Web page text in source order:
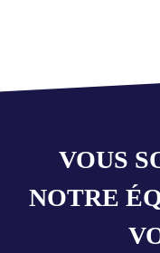
VOUS
NOTRE